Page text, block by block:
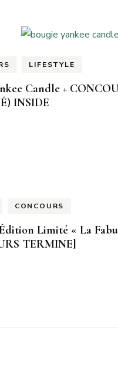
LIFESTYLE
Candle +
INSIDE
CONCOURS
Limité « La
TERMINE]